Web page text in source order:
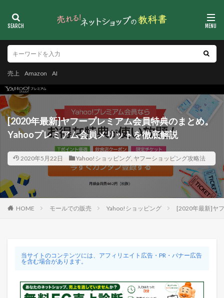
売上 Amazon AI
[2020年最新]ヤフープレミアム会員特典のまとめ。
Yahooプレミアム会員メリットを徹底解説
2020年5月22日 Yahoo!ショッピング, ヤフーショッピング攻略法
HOME モールでの販売 Yahoo!ショッピング [2020年最新]ヤ
当サイトのコンテンツには、アフィリエイト広告・PR・バナー広告
を含む場合があります。